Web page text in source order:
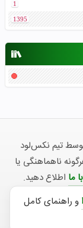
1
1395
تیم نکس‌لود
ناهماهنگی یا
ما اطلاع دهید.
و راهنمای کامل